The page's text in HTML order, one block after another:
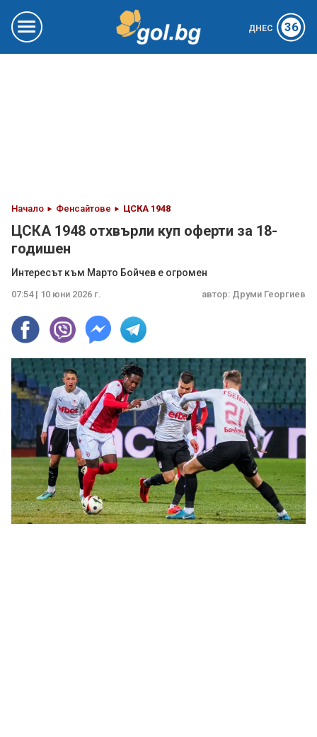
ДНЕС 36
Начало Фенсайтове ЦСКА 1948
ЦСКА 1948 отхвърли куп оферти за 18-
годишен
Интересът към Марто Бойчев е огромен
07:54 | 10 юни 2026 г. автор: Друми Георгиев